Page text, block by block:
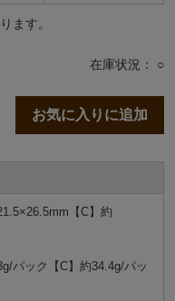
ます。
在庫状況： ○
お気に入りに追加
【C】約
パック【C】約34.4g/パッ